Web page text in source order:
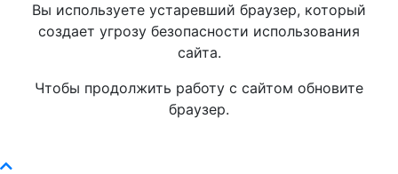
Вы используете устаревший браузер, который
создает угрозу безопасности использования
сайта.
Чтобы продолжить работу с сайтом обновите
браузер.